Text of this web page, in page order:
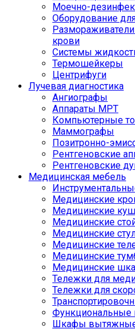
Моечно-
Оборудование
крови
Системы
Термошейкеры
Центрифуги
Лучевая диагностика
Ангиографы
Аппараты МРТ
Компьютерные
Маммографы
Позитронно-
Рентгеновские
Рентгеновские
Медицинская мебель
Медицинские
Медицинские
Медицинские
Медицинские
Медицинские
Медицинские
Медицинские
Тележки для
Тележки для
Функциональные
Шкафы